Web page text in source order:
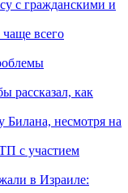
с гражданскими и
всего
рассказал, как
Билана, несмотря на
с участием
в Израиле: